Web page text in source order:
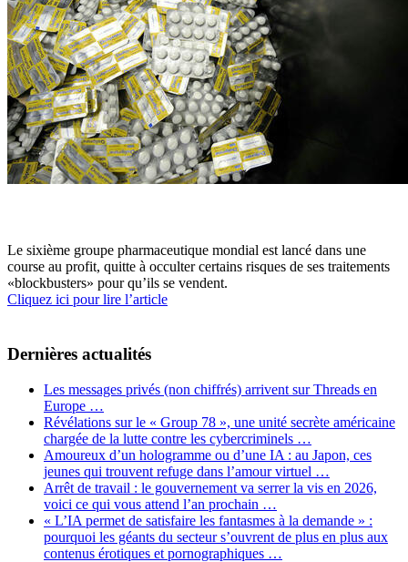
Le sixième groupe pharmaceutique mondial est lancé dans une
course au profit, quitte à occulter certains risques de ses traitements
«blockbusters» pour qu’ils se vendent.
Cliquez ici pour lire l’article
Dernières actualités
Les messages privés (non chiffrés) arrivent sur Threads en
Europe …
Révélations sur le « Group 78 », une unité secrète américaine
chargée de la lutte contre les cybercriminels …
Amoureux d’un hologramme ou d’une IA : au Japon, ces
jeunes qui trouvent refuge dans l’amour virtuel …
Arrêt de travail : le gouvernement va serrer la vis en 2026,
voici ce qui vous attend l’an prochain …
« L’IA permet de satisfaire les fantasmes à la demande » :
pourquoi les géants du secteur s’ouvrent de plus en plus aux
contenus érotiques et pornographiques …